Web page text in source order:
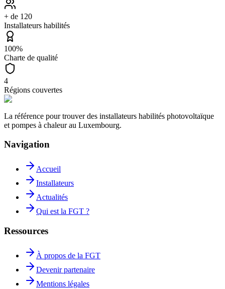
+ de 120
Installateurs habilités
100%
Charte de qualité
4
Régions couvertes
La référence pour trouver des installateurs habilités photovoltaïque
et pompes à chaleur au Luxembourg.
Navigation
Accueil
Installateurs
Actualités
Qui est la FGT ?
Ressources
À propos de la FGT
Devenir partenaire
Mentions légales